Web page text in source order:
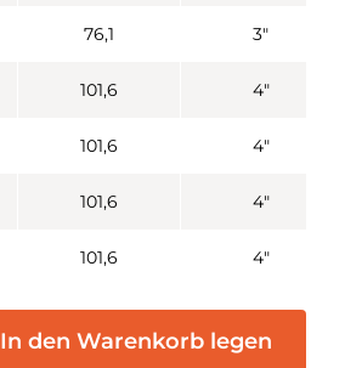
76,1 3"
101,6 4"
101,6 4"
101,6 4"
101,6 4"
In den Warenkorb legen